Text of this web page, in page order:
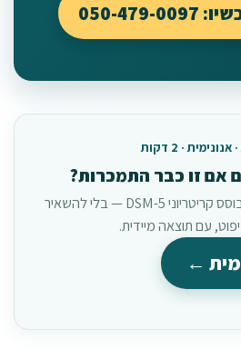
0097
· 2 דקות
אם זו כבר התמכרות?
שאלון קצר מבוסס קריטריוני DSM-5 — בלי להשאיר
עם תוצאה מיידית.
←